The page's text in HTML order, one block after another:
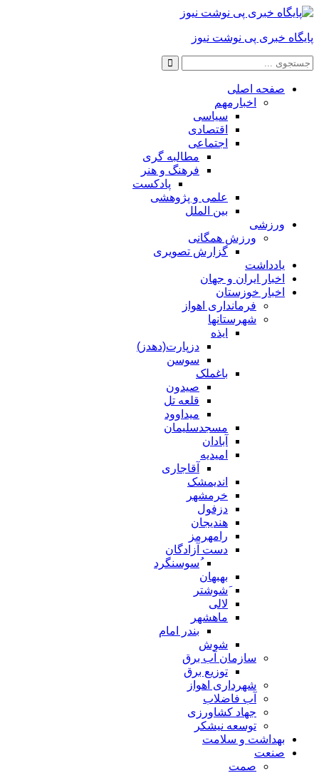
خبری پی نوشت نیوز
صفحه اصلی
اخبارمهم
سیاسی
اقتصادی
اجتماعی
مطالبه گری
فرهنگ و هنر
پادکست
علمی و پژوهشی
بین الملل
ورزشی
ورزش همگانی
گزارش تصویری
یادداشت
اخبار ایران و جهان
اخبار خوزستان
فرمانداری اهواز
شهرستانها
دزپارت(دهدز)
سوسن
باغملک
صیدون
قلعه تل
میداوود
مسجدسلیمان
آبادان
امیدیه
آقاجاری
اندیمشک
خرمشهر
دزفول
هندیجان
رامهرمز
دست آزادگان
ُسوسنگرد
بهبهان
َشوشتر
ماهشهر
بندر امام
شوش
سازمان آب برق
توزیع برق
شهرداری اهواز
آب فاضلاب
جهاد کشاورزی
توسعه نیشکر
بهداشت و سلامت
صنعت
صمت